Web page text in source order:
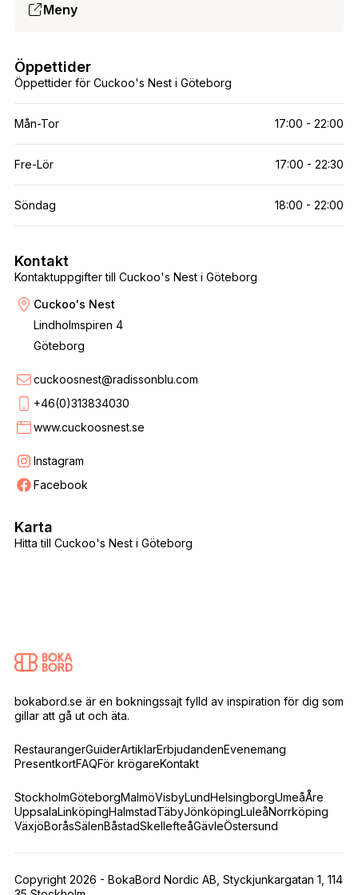
Meny
Öppettider för Cuckoo's Nest i Göteborg
Öppettider
Mån-Tor 17:00 - 22:00
Fre-Lör 17:00 - 22:30
Söndag 18:00 - 22:00
Kontaktuppgifter till Cuckoo's Nest i Göteborg
Kontakt
Cuckoo's Nest
Lindholmspiren 4
Göteborg
cuckoosnest@radissonblu.com
+46(0)313834030
www.cuckoosnest.se
Instagram
Facebook
Hitta till Cuckoo's Nest i Göteborg
Karta
bokabord.se är en bokningssajt fylld av inspiration för dig som
gillar att gå ut och äta.
RestaurangerGuiderArtiklarErbjudandenEvenemang
PresentkortFAQFör krögareKontakt
StockholmGöteborgMalmöVisbyLundHelsingborgUmeåÅre
UppsalaLinköpingHalmstadTäbyJönköpingLuleåNorrköping
VäxjöBoråsSälenBåstadSkellefteåGävleÖstersund
Copyright 2026 - BokaBord Nordic AB, Styckjunkargatan 1, 114